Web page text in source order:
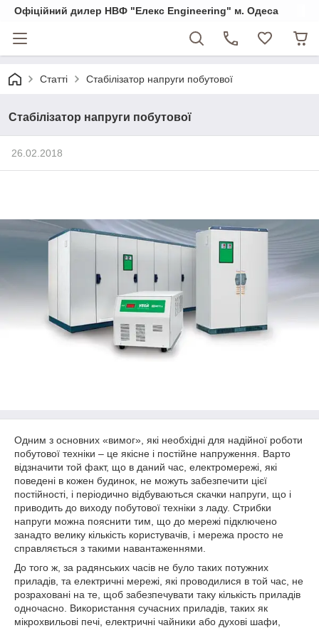
Офіційний дилер НВФ "Елекс Engineering" м. Одеса
Статті Стабілізатор напруги побутової
Стабілізатор напруги побутової
26.02.2018
Одним з основних «вимог», які необхідні для надійної роботи
побутової техніки – це якісне і постійне напруження. Варто
відзначити той факт, що в даний час, електромережі, які
поведені в кожен будинок, не можуть забезпечити цієї
постійності, і періодично відбуваються скачки напруги, що і
приводить до виходу побутової техніки з ладу. Стрибки
напруги можна пояснити тим, що до мережі підключено
занадто велику кількість користувачів, і мережа просто не
справляється з такими навантаженнями.
До того ж, за радянських часів не було таких потужних
приладів, та електричні мережі, які проводилися в той час, не
розраховані на те, щоб забезпечувати таку кількість приладів
одночасно. Використання сучасних приладів, таких як
мікрохвильові печі, електричні чайники або духові шафи,